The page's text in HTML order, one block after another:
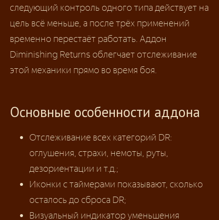
следующий контроль одного типа действует на
цель всё меньше, а после трёх применений
временно перестаёт работать. Аддон
Diminishing Returns облегчает отслеживание
этой механики прямо во время боя.
Основные особенности аддона
Отслеживание всех категорий DR:
оглушения, страхи, немоты, руты,
дезориентации и т.д.;
Иконки с таймерами показывают, сколько
осталось до сброса DR;
Визуальный индикатор уменьшения